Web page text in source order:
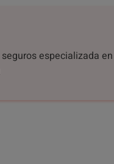
especializada